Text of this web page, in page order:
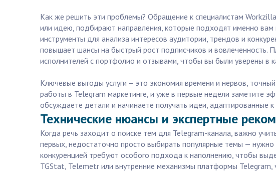
Как же решить эти проблемы? Обращение к специалистам
или идею, подбирают направления, которые подходят именно
инструменты для анализа интересов аудитории, трендов и
повышает шансы на быстрый рост подписчиков и вовлеченность.
исполнителей с портфолио и отзывами, чтобы вы были уверены в
Ключевые выгоды услуги – это экономия времени и нервов,
работы в Telegram маркетинге, и уже в первые недели заметите
обсуждаете детали и начинаете получать идеи, адаптированные
Технические нюансы и экспертные
Когда речь заходит о поиске тем для Telegram-канала, важно
первых, недостаточно просто выбирать популярные темы —
конкуренцией требуют особого подхода к наполнению, чтобы
TGStat, Telemetr или внутренние механизмы платформы